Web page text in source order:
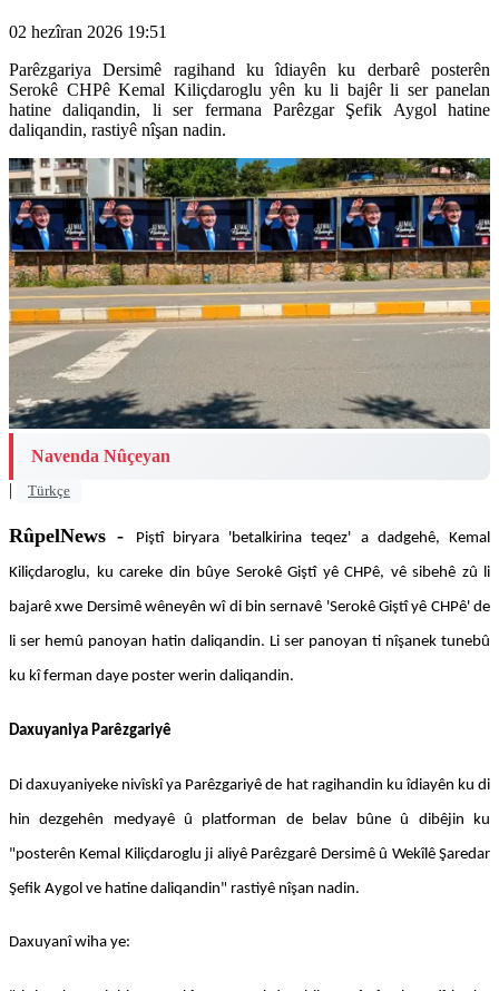
02 hezîran 2026 19:51
Parêzgariya Dersimê ragihand ku îdiayên ku derbarê posterên
Serokê CHPê Kemal Kiliçdaroglu yên ku li bajêr li ser panelan
hatine daliqandin, li ser fermana Parêzgar Şefik Aygol hatine
daliqandin, rastiyê nîşan nadin.
Navenda Nûçeyan
|
Türkçe
RûpelNews - Piştî biryara 'betalkirina teqez' a dadgehê, Kemal
Kiliçdaroglu, ku careke din bûye Serokê Giştî yê CHPê, vê sibehê zû li
bajarê xwe Dersimê wêneyên wî di bin sernavê 'Serokê Giştî yê CHPê' de
li ser hemû panoyan hatin daliqandin. Li ser panoyan ti nîşanek tunebû
ku kî ferman daye poster werin daliqandin.
Daxuyaniya Parêzgariyê
Di daxuyaniyeke nivîskî ya Parêzgariyê de hat ragihandin ku îdiayên ku di
hin dezgehên medyayê û platforman de belav bûne û dibêjin ku
"posterên Kemal Kiliçdaroglu ji aliyê Parêzgarê Dersimê û Wekîlê Şaredar
Şefik Aygol ve hatine daliqandin" rastiyê nîşan nadin.
Daxuyanî wiha ye: